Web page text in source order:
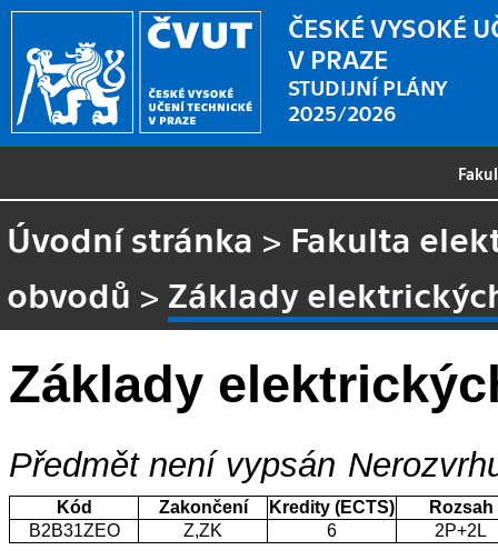
ČESKÉ VYSOKÉ
V PRAZE
STUDIJNÍ PLÁNY
2025/2026
Úvodní stránka > Fakulta
obvodů > Základy
Základy
Předmět není vypsán
Kód Zakončení Kredity (ECTS)
Rozsah
B2B31ZEO
Z,ZK 6 2P+2L